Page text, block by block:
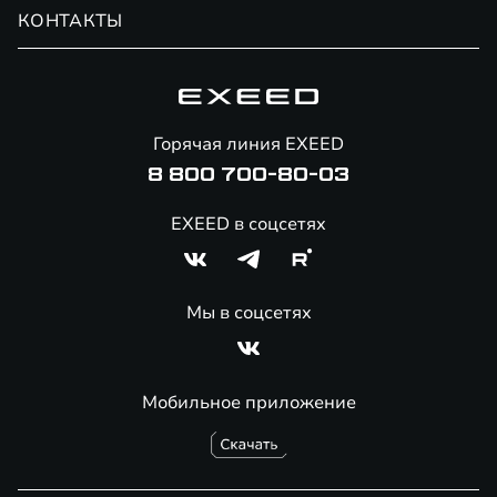
Сервис
Помощь на дорогах
КОНТАКТЫ
Мобильное приложение
Горячая линия EXEED
8 800 700-80-03
EXEED в соцсетях
Мы в соцсетях